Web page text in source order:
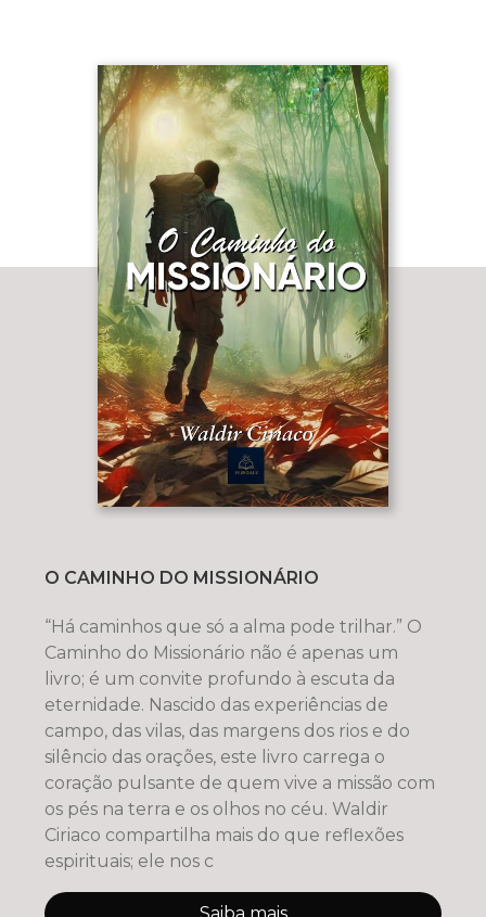
O CAMINHO DO MISSIONÁRIO
“Há caminhos que só a alma pode trilhar.” O
Caminho do Missionário não é apenas um
livro; é um convite profundo à escuta da
eternidade. Nascido das experiências de
campo, das vilas, das margens dos rios e do
silêncio das orações, este livro carrega o
coração pulsante de quem vive a missão com
os pés na terra e os olhos no céu. Waldir
Ciriaco compartilha mais do que reflexões
espirituais; ele nos c
Saiba mais